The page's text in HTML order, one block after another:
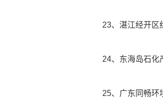
23、湛江经开区
24、东海岛石化
25、广东同畅环